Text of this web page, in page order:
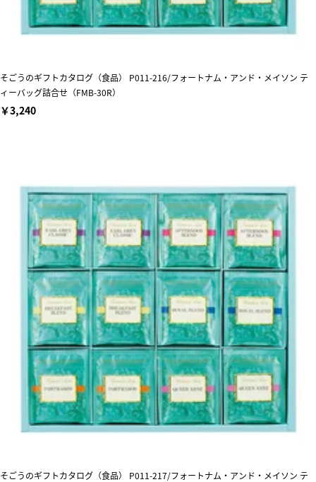
そごうのギフトカタログ（食品） P011-216/フォートナム・アンド・メイソン テ
ィーバッグ詰合せ（FMB-30R）
￥3,240
そごうのギフトカタログ（食品） P011-217/フォートナム・アンド・メイソン テ